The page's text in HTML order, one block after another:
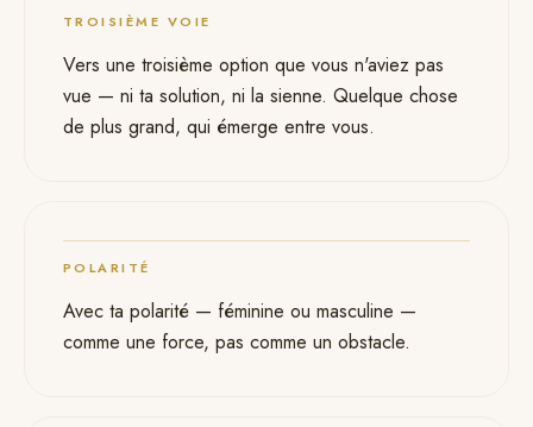
08
TROISIÈME VOIE
Vers une troisième option que vous n'aviez pas
vue — ni ta solution, ni la sienne. Quelque chose
de plus grand, qui émerge entre vous.
09
POLARITÉ
Avec ta polarité — féminine ou masculine —
comme une force, pas comme un obstacle.